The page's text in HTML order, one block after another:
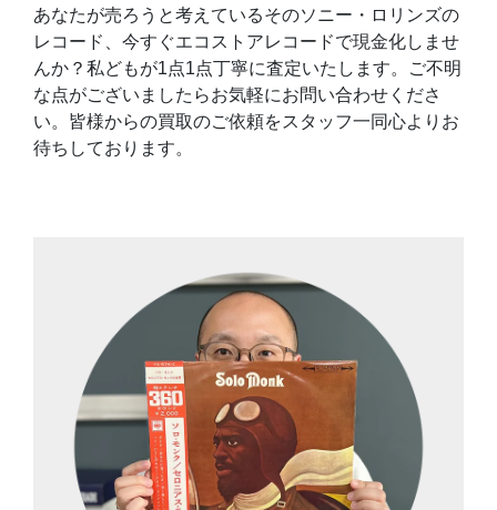
あなたが売ろうと考えているそのソニー・ロリンズの
レコード、今すぐエコストアレコードで現金化しませ
んか？私どもが1点1点丁寧に査定いたします。ご不明
な点がございましたらお気軽にお問い合わせくださ
い。皆様からの買取のご依頼をスタッフ一同心よりお
待ちしております。